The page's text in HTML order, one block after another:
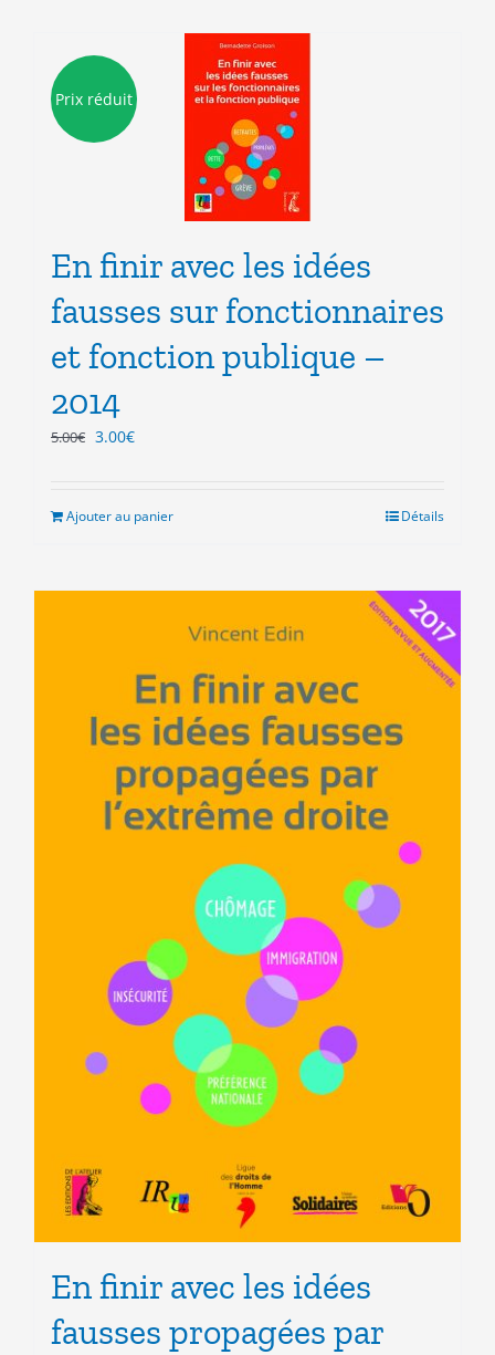
Prix réduit
En finir avec les idées
fausses sur fonctionnaires
et fonction publique –
2014
5.00€ Le
était :
3.00€Le
est :
Ajouter au panier Détails
En finir avec les idées
fausses propagées par